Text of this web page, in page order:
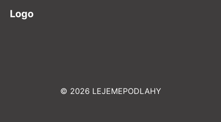
Logo
© 2026 LEJEMEPODLAHY